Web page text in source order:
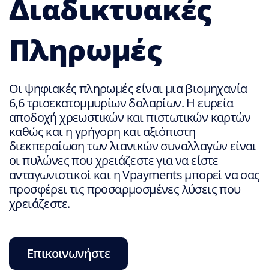
Διαδικτυακές
Πληρωμές
Οι ψηφιακές πληρωμές είναι μια βιομηχανία
6,6 τρισεκατομμυρίων δολαρίων. Η ευρεία
αποδοχή χρεωστικών και πιστωτικών καρτών
καθώς και η γρήγορη και αξιόπιστη
διεκπεραίωση των λιανικών συναλλαγών είναι
οι πυλώνες που χρειάζεστε για να είστε
ανταγωνιστικοί και η Vpayments μπορεί να σας
προσφέρει τις προσαρμοσμένες λύσεις που
χρειάζεστε.
Επικοινωνήστε